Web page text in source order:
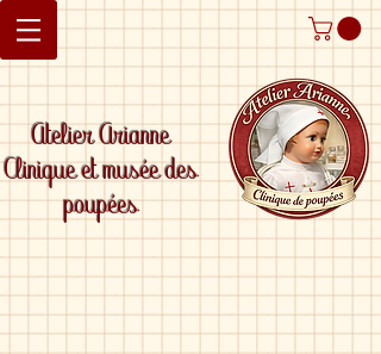
Atelier Arianne
Clinique et musée des
poupées